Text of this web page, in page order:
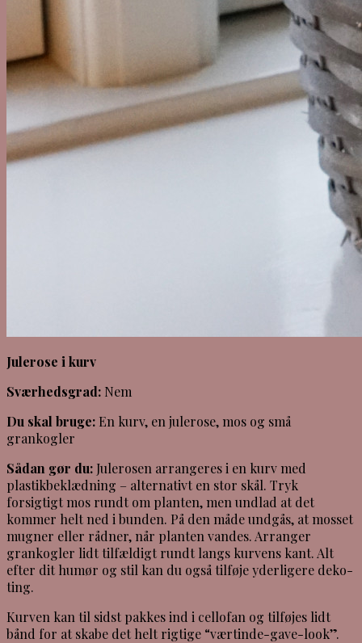
Julerose i kurv
Sværhedsgrad: Nem
Du skal bruge: En kurv, en julerose, mos og små
grankogler
Sådan gør du: Julerosen arrangeres i en kurv med
plastikbeklædning – alternativt en stor skål. Tryk
forsigtigt mos rundt om planten, men undlad at det
kommer helt ned i bunden. På den måde undgås, at mosset
mugner eller rådner, når planten vandes. Arranger
grankogler lidt tilfældigt rundt langs kurvens kant. Alt
efter dit humør og stil kan du også tilføje yderligere deko-
ting.
Kurven kan til sidst pakkes ind i cellofan og tilføjes lidt
bånd for at skabe det helt rigtige “værtinde-gave-look”.